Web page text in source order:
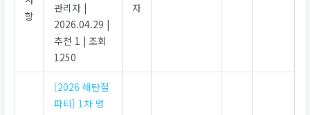
항
관리자 |
2026.04.29 |
추천 1 | 조회
1250
자
[2026 해탄절
파티] 1차 명